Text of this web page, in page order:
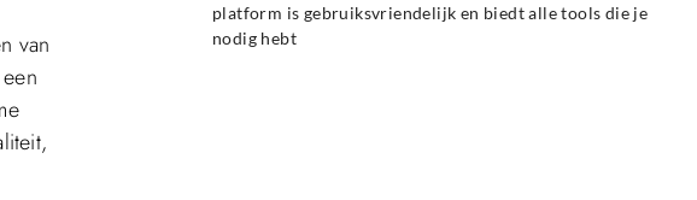
van
platform is gebruiksvriendelijk en biedt alle tools die je
nodig hebt